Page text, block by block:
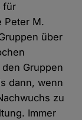
für
Peter M.
über
Gruppen
dann, wenn
zu
Immer